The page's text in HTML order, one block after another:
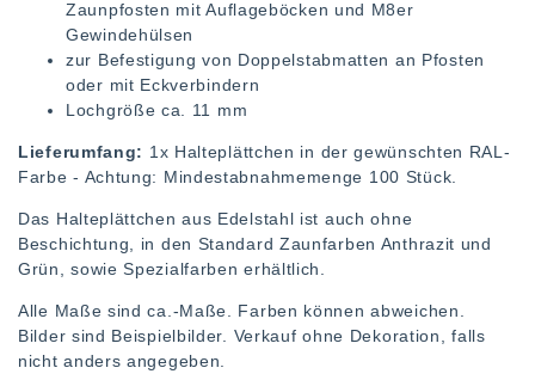
Zaunpfosten mit Auflageböcken und M8er
Gewindehülsen
zur Befestigung von Doppelstabmatten an Pfosten
oder mit Eckverbindern
Lochgröße ca. 11 mm
Lieferumfang: 1x Halteplättchen in der gewünschten RAL-
Farbe - Achtung: Mindestabnahmemenge 100 Stück.
Das Halteplättchen aus Edelstahl ist auch ohne
Beschichtung, in den Standard Zaunfarben Anthrazit und
Grün, sowie Spezialfarben erhältlich.
Alle Maße sind ca.-Maße. Farben können abweichen.
Bilder sind Beispielbilder. Verkauf ohne Dekoration, falls
nicht anders angegeben.